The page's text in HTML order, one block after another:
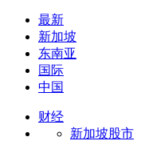
最新
新加坡
东南亚
国际
中国
财经
新加坡股市